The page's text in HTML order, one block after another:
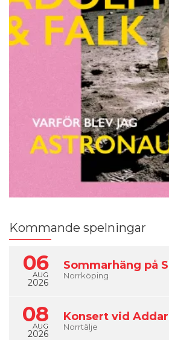
Kommande spelningar
06
AUG
2026
Sommarhäng på
Norrköping
08
AUG
2026
Konsert vid
Norrtälje